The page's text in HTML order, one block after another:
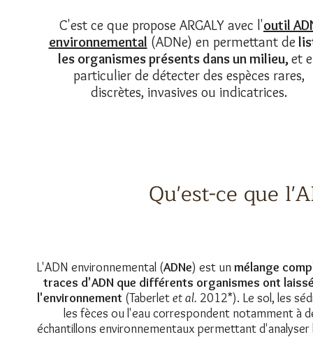
C'est ce que propose ARGALY avec l'outil
environnemental (ADNe) en permettant de
les organismes présents dans un milieu,et
particulier de détecter des espèces rares,
discrètes, invasives ou indicatrices.
Qu'est-ce que
L'ADN environnemental (ADNe) est unmélange
traces d'ADN que différents organismes ont
l'environnement (Taberletet al. 2012*). Le sol, les
les fèces ou l'eau correspondent notamment à
échantillons environnementaux permettant d'analyser